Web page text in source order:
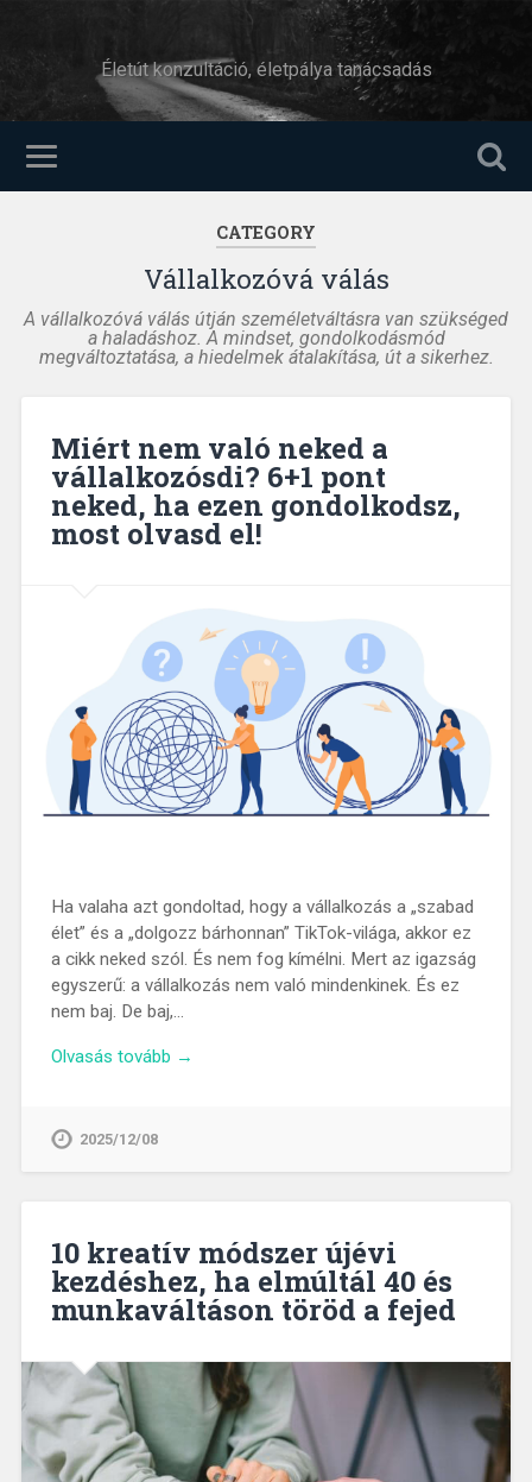
Életút konzultáció, életpálya tanácsadás
CATEGORY
Vállalkozóvá válás
A vállalkozóvá válás útján személetváltásra van szükséged
a haladáshoz. A mindset, gondolkodásmód
megváltoztatása, a hiedelmek átalakítása, út a sikerhez.
Miért nem való neked a
vállalkozósdi? 6+1 pont
neked, ha ezen gondolkodsz,
most olvasd el!
Ha valaha azt gondoltad, hogy a vállalkozás a „szabad
élet” és a „dolgozz bárhonnan” TikTok-világa, akkor ez
a cikk neked szól. És nem fog kímélni. Mert az igazság
egyszerű: a vállalkozás nem való mindenkinek. És ez
nem baj. De baj,…
Olvasás tovább →
2025/12/08
10 kreatív módszer újévi
kezdéshez, ha elmúltál 40 és
munkaváltáson töröd a fejed